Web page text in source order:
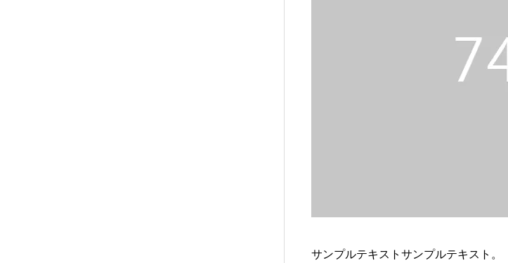
サンプルテキストサンプルテキスト。